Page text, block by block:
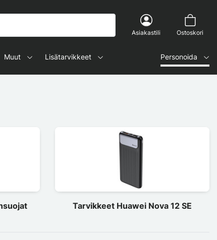
Asiakastili Ostoskori
Muut Lisätarvikkeet Personoida
Tarvikkeet Huawei Nova 12 SE